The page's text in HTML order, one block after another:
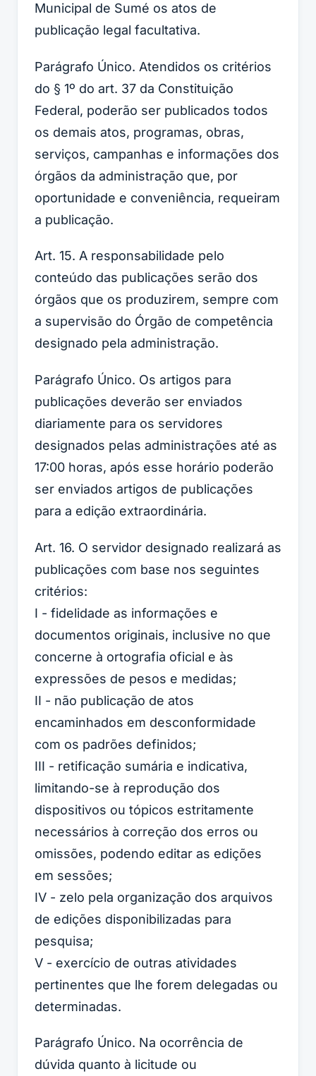
Municipal de Sumé os atos de
publicação legal facultativa.
Parágrafo Único. Atendidos os critérios
do § 1º do art. 37 da Constituição
Federal, poderão ser publicados todos
os demais atos, programas, obras,
serviços, campanhas e informações dos
órgãos da administração que, por
oportunidade e conveniência, requeiram
a publicação.
Art. 15. A responsabilidade pelo
conteúdo das publicações serão dos
órgãos que os produzirem, sempre com
a supervisão do Órgão de competência
designado pela administração.
Parágrafo Único. Os artigos para
publicações deverão ser enviados
diariamente para os servidores
designados pelas administrações até as
17:00 horas, após esse horário poderão
ser enviados artigos de publicações
para a edição extraordinária.
Art. 16. O servidor designado realizará as
publicações com base nos seguintes
critérios:
I - fidelidade as informações e
documentos originais, inclusive no que
concerne à ortografia oficial e às
expressões de pesos e medidas;
II - não publicação de atos
encaminhados em desconformidade
com os padrões definidos;
III - retificação sumária e indicativa,
limitando-se à reprodução dos
dispositivos ou tópicos estritamente
necessários à correção dos erros ou
omissões, podendo editar as edições
em sessões;
IV - zelo pela organização dos arquivos
de edições disponibilizadas para
pesquisa;
V - exercício de outras atividades
pertinentes que lhe forem delegadas ou
determinadas.
Parágrafo Único. Na ocorrência de
dúvida quanto à licitude ou